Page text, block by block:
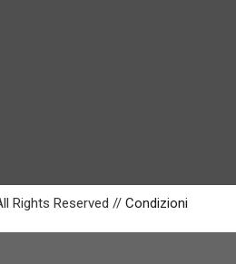
Rights Reserved // Condizioni